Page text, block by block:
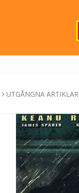
UTGÅNGNA ARTIKLAR